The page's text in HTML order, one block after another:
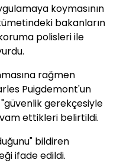
koymasının
bakanların
polisleri ile
rağmen
Puigdemont'un
gerekçesiyle
ettikleri belirtildi.
bildiren
ifade edildi.